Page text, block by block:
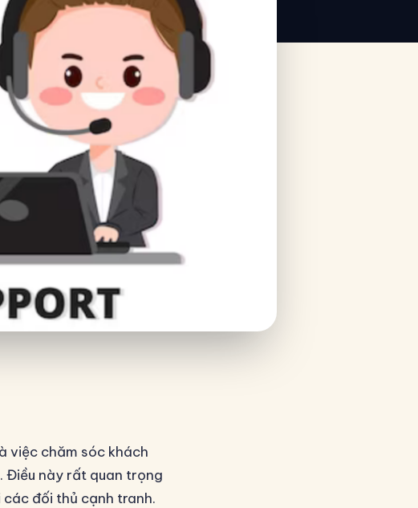
việc chăm sóc khách
Điều này rất quan trọng
đối thủ cạnh tranh.